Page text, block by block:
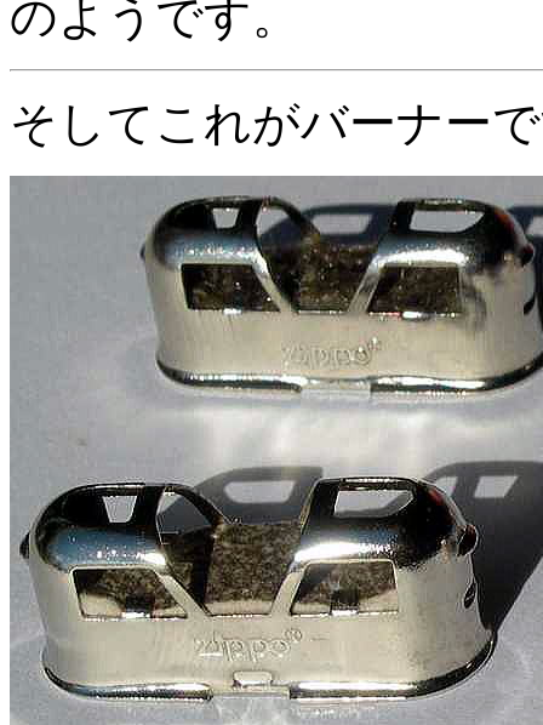
のようです。
そしてこれがバーナー